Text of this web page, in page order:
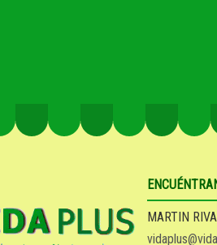
MARTIN